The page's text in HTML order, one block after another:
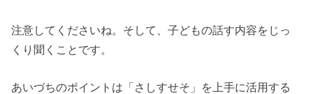
注意してくださいね。そして、子どもの話す内容をじっ
くり聞くことです。
あいづちのポイントは「さしすせそ」を上手に活用する